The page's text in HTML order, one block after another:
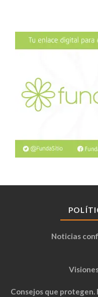
Noticias
Consejos que protegen.